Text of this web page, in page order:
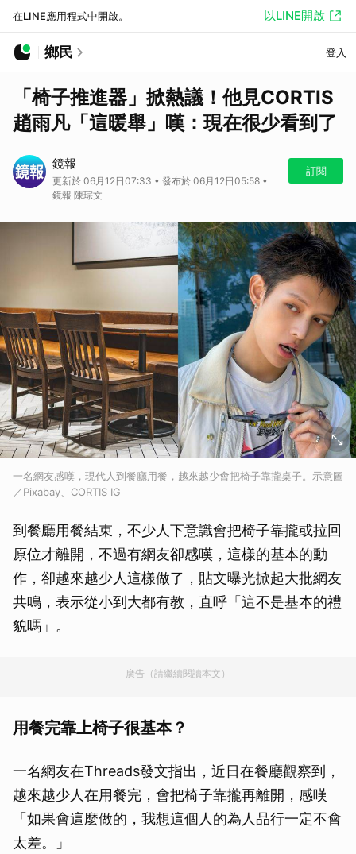
在LINE應用程式中開啟。 以LINE開啟
鄉民 登入
「椅子推進器」掀熱議！他見CORTIS
趙雨凡「這暖舉」嘆：現在很少看到了
鏡報
更新於 06月12日07:33 • 發布於 06月12日05:58 •
鏡報 陳琮文
訂閱
一名網友感嘆，現代人到餐廳用餐，越來越少會把椅子靠攏桌子。示意圖
／Pixabay、CORTIS IG
到餐廳用餐結束，不少人下意識會把椅子靠攏或拉回
原位才離開，不過有網友卻感嘆，這樣的基本的動
作，卻越來越少人這樣做了，貼文曝光掀起大批網友
共鳴，表示從小到大都有教，直呼「這不是基本的禮
貌嗎」。
廣告（請繼續閱讀本文）
用餐完靠上椅子很基本？
一名網友在Threads發文指出，近日在餐廳觀察到，
越來越少人在用餐完，會把椅子靠攏再離開，感嘆
「如果會這麼做的，我想這個人的為人品行一定不會
太差。」